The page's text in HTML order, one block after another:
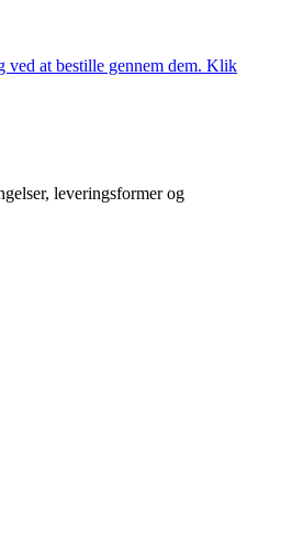
at bestille gennem dem. Klik
leveringsformer og